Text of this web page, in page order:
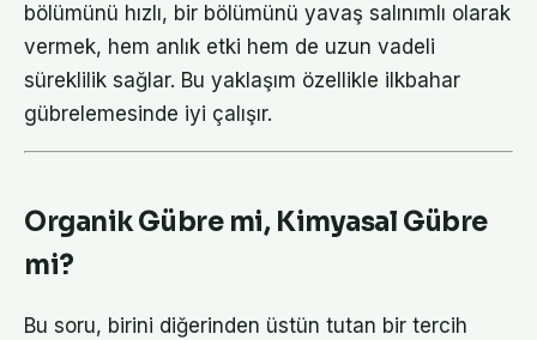
bölümünü hızlı, bir bölümünü yavaş salınımlı olarak
vermek, hem anlık etki hem de uzun vadeli
süreklilik sağlar. Bu yaklaşım özellikle ilkbahar
gübrelemesinde iyi çalışır.
Organik Gübre mi, Kimyasal Gübre
mi?
Bu soru, birini diğerinden üstün tutan bir tercih